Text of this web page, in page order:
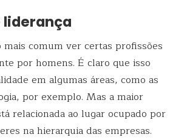
liderança
comum ver certas profissões
por homens. É claro que isso
em algumas áreas, como as
por exemplo. Mas a maior
relacionada ao lugar ocupado por
na hierarquia das empresas.